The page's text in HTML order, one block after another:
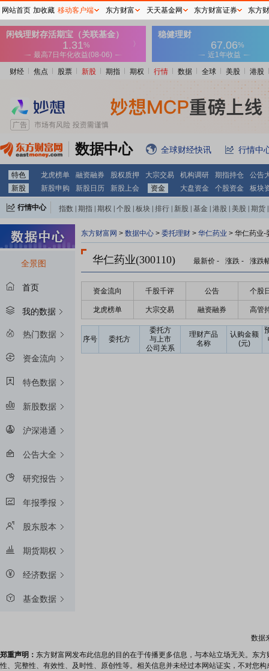
财经 焦点 股票 新股 期指 期权 行情 数据 全球 美股 港股
数据中心 全球财经快讯 行情中
特色 龙虎榜单 融资融券 股权质押 大宗交易 机构调研 期指持仓
公告
新股
新股申购 新股日历 新股上会 资金 大盘资金 个股资金 板块
行情中心 指数 期指 期权 个股 板块 排行 新股 基金 港股 美股 期货
全景图
首页
我的数据
热门数据
资金流向
特色数据
新股数据
沪深港通
公告大全
研究报告
年报季报
股东股本
期货期权
经济数据
基金数据
东方财富网 > 数据中心 > 委托理财 > 华仁药业 > 华仁药业-
华仁药业(300110) 最新价 - 涨跌 - 涨跌
资金流向 千股千评 公告 个股
龙虎榜单 大宗交易 融资融券 高管
序号 委托方
委托方
与上市
公司关系
理财产品
名称
认购金额
(元)
数据
郑重声明： 东方财富网发布此信息的目的在于传播更多信息，与本站立场无关。东
性、完整性、有效性、及时性、原创性等。相关信息并未经过本网站证实，不对您
网站首页 加收藏 移动客户端 东方财富 天天基金网 东方财富证券 东方